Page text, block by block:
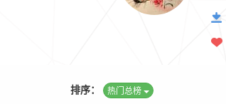
排序： 热门总榜